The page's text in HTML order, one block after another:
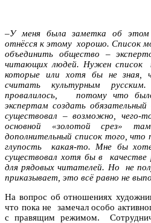
–У меня была заметка об этом
отнёсся к этому хорошо. Список
объединить общество –
читающих людей. Нужен список
которые или хотя бы не зная,
считать культурным
провалилось, потому что
экспертам создать
существовал – возможно,
основной «золотой срез»
дополнительный список того, что
глупость какая-то. Мне бы
существовал хотя бы в качестве
для рядовых читателей. Но не
приказывает, это всё равно не
На вопрос об отношениях
что пока не замечал особо
с правящим режимом.